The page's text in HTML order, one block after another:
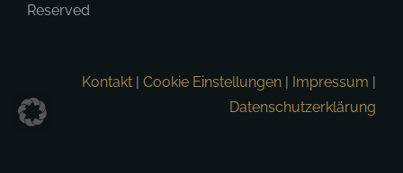
Reserved
Kontakt |Cookie Einstellungen | Impressum |
Datenschutzerklärung